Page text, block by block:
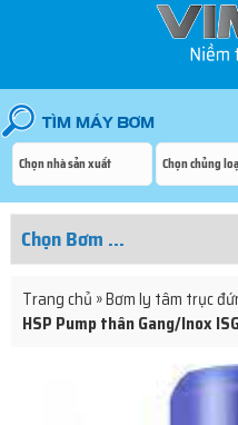
Trang chủ »Bơm ly tâm trục
HSP Pump thân Gang/Inox